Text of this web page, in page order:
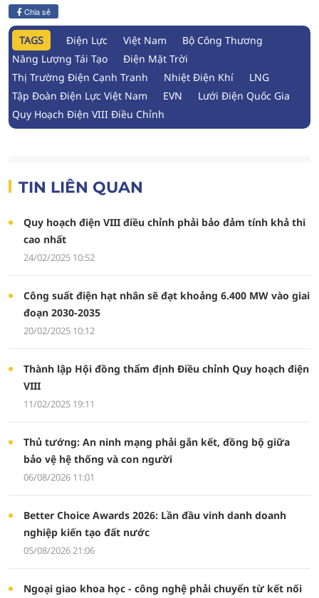
Chia sẻ
TAGS Điện Lực Việt Nam
Bộ Công Thương
Năng Lượng Tái Tạo
Điện Mặt Trời
Thị Trường Điện Cạnh Tranh
Nhiệt Điện Khí
LNG
Tập Đoàn Điện Lực Việt Nam
EVN
Lưới Điện Quốc Gia
Quy Hoạch Điện VIII Điều Chỉnh
TIN LIÊN QUAN
Quy hoạch điện VIII điều chỉnh phải bảo đảm tính khả thi
cao nhất
24/02/2025 10:52
Công suất điện hạt nhân sẽ đạt khoảng 6.400 MW vào giai
đoạn 2030-2035
20/02/2025 10:12
Thành lập Hội đồng thẩm định Điều chỉnh Quy hoạch điện
VIII
11/02/2025 19:11
Thủ tướng: An ninh mạng phải gắn kết, đồng bộ giữa
bảo vệ hệ thống và con người
06/08/2026 11:01
Better Choice Awards 2026: Lần đầu vinh danh doanh
nghiệp kiến tạo đất nước
05/08/2026 21:06
Ngoại giao khoa học - công nghệ phải chuyển từ kết nối